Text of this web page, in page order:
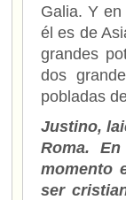
Galia. Y
él es de
grandes
dos
pobladas
Justino,
Roma.
momento
ser